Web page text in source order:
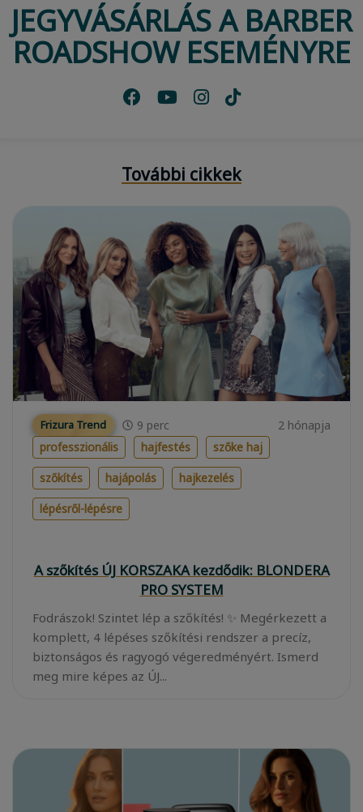
JEGYVÁSÁRLÁS A BARBER
ROADSHOW ESEMÉNYRE
További cikkek
Frizura Trend 9 perc
2 hónapja
professzionális
hajfestés
szőke haj
szőkítés
hajápolás
hajkezelés
lépésről-lépésre
A szőkítés ÚJ KORSZAKA kezdődik: BLONDERA
PRO SYSTEM
Fodrászok! Szintet lép a szőkítés! ✨ Megérkezett a
komplett, 4 lépéses szőkítési rendszer a precíz,
biztonságos és ragyogó végeredményért. Ismerd
meg mire képes az ÚJ...